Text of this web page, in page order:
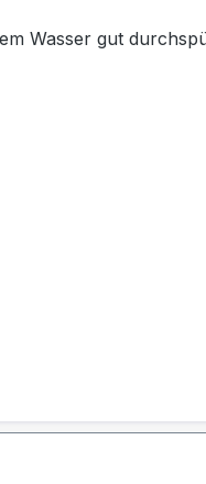
Wasser gut